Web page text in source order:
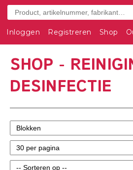
Inloggen Registreren Shop
SHOP -
DESINFECTIE